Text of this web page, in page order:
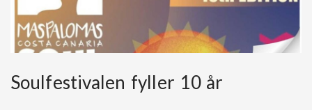
Soulfestivalen fyller 10 år